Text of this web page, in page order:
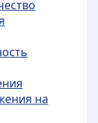
на